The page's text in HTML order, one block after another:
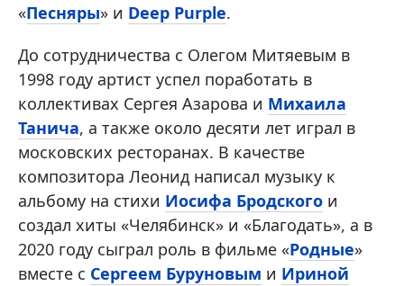
«Песняры» и Deep Purple.
До сотрудничества с Олегом Митяевым в
1998 году артист успел поработать в
коллективах Сергея Азарова и Михаила
Танича, а также около десяти лет играл в
московских ресторанах. В качестве
композитора Леонид написал музыку к
альбому на стихи Иосифа Бродского и
создал хиты «Челябинск» и «Благодать», а в
2020 году сыграл роль в фильме «Родные»
вместе с Сергеем Буруновым и Ириной